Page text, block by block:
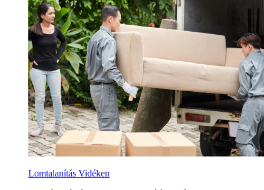
Lomtalanítás Vidéken